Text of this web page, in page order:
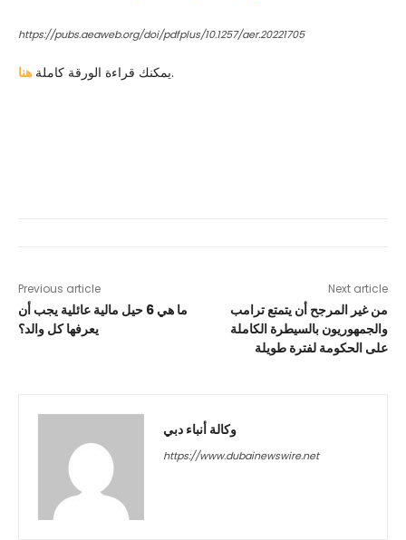
https://pubs.aeaweb.org/doi/pdfplus/10.1257/aer.20221705
يمكنك قراءة الورقة كاملة هنا .
Previous article
ما هي 6 حيل مالية عائلية يجب أن
يعرفها كل والد؟
Next article
من غير المرجح أن يتمتع ترامب
والجمهوريون بالسيطرة الكاملة
على الحكومة لفترة طويلة
وكالة أنباء دبي
https://www.dubainewswire.net